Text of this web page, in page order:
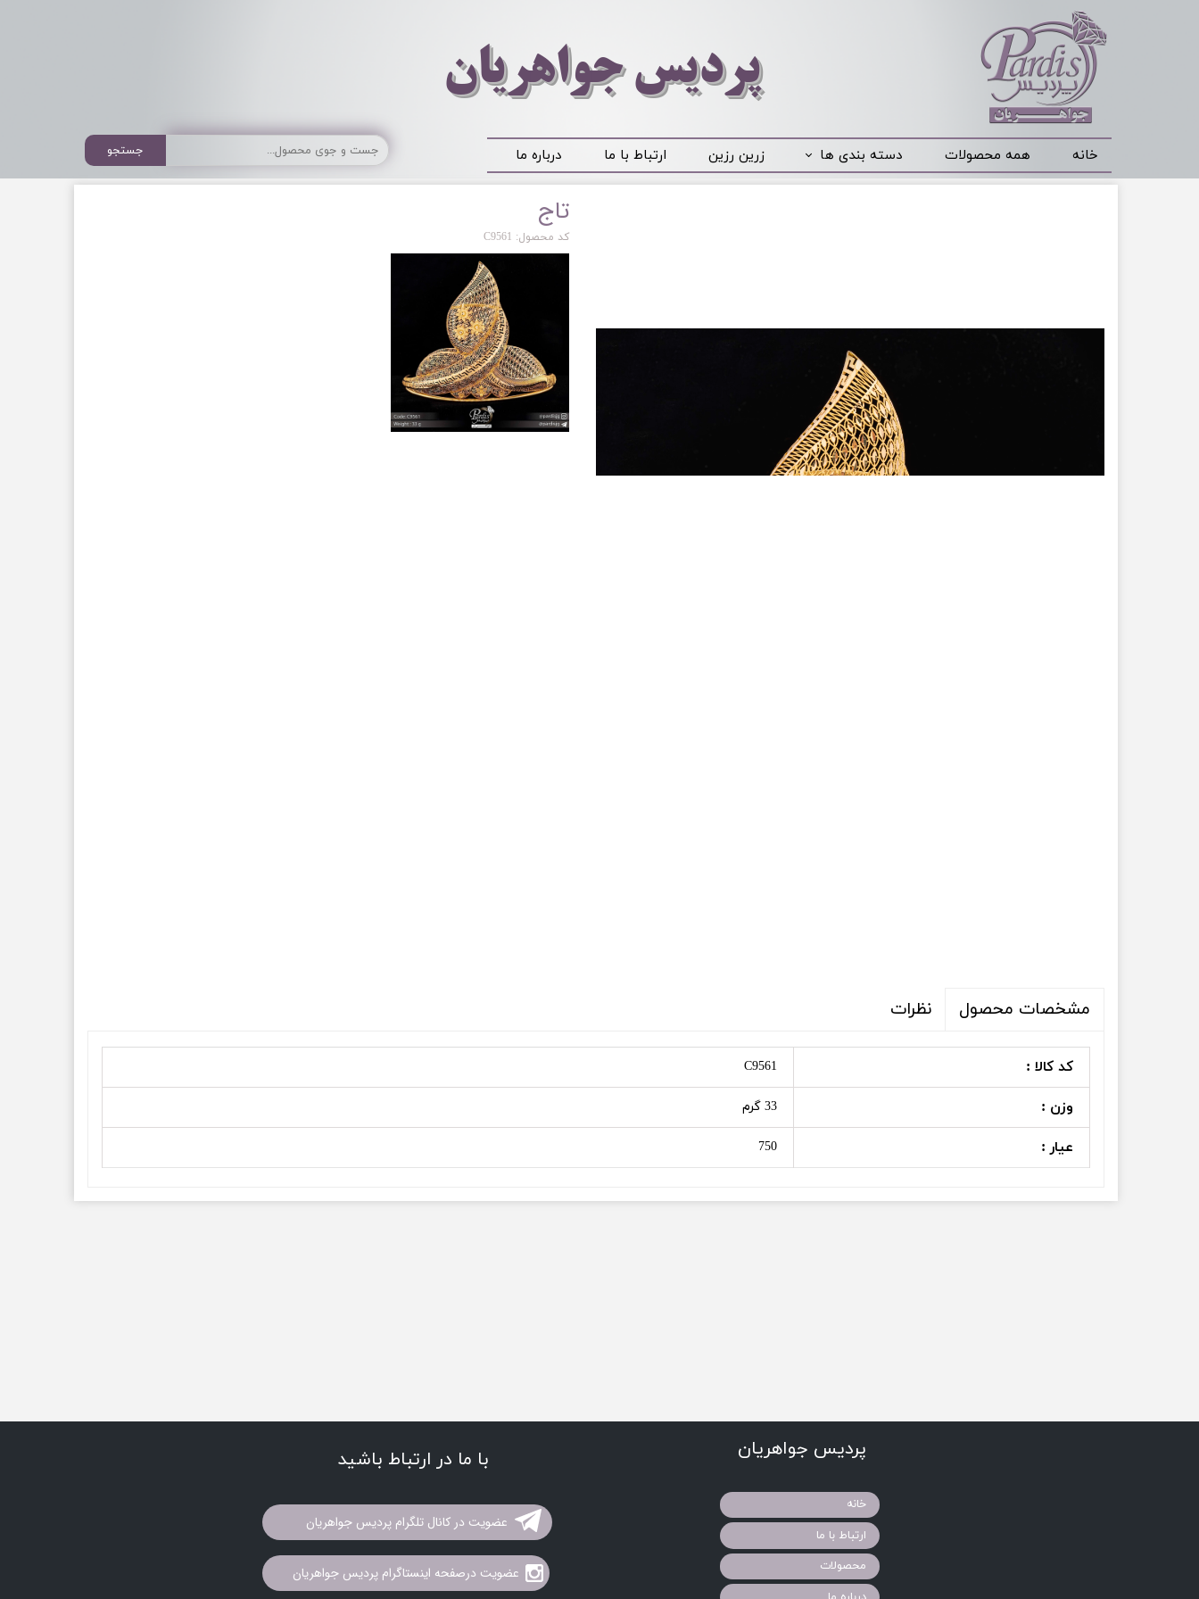
خانه همه محصولات دسته بندی ها زرین رزین ارتباط با ما درباره ما
​​​​پردیس جواهریان
جستجو
تاج
کد محصول: C9561
مشخصات محصول نظرات
کد کالا : C9561
وزن : 33 گرم
عیار : 750
پردیس جواهریان
خانه
ارتباط با ما
محصولات
با ما در ارتباط باشید
عضویت در کانال تلگرام پردیس جواهریان
عضویت درصفحه اینستاگرام پردیس جواهریان